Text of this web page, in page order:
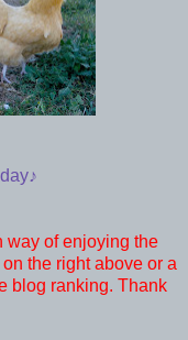
way of enjoying the
the right above or a
blog ranking. Thank